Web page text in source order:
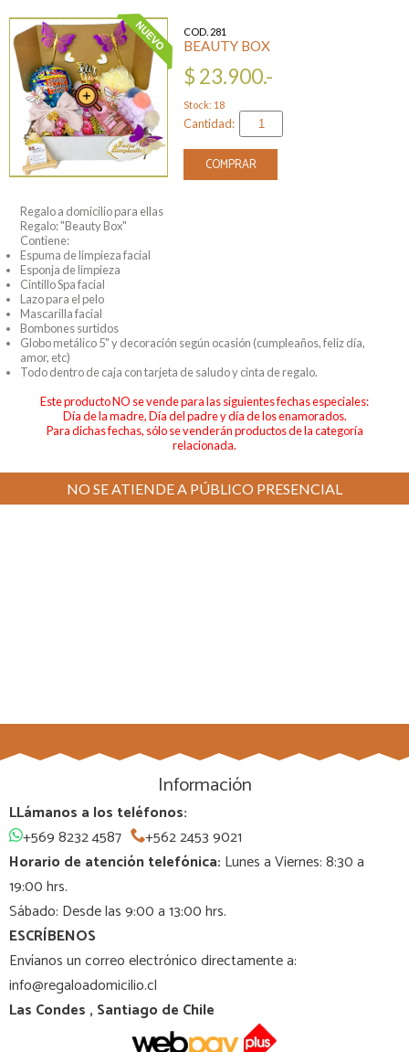
COD. 281
BEAUTY BOX
$ 23.900.-
Stock: 18
Cantidad:
COMPRAR
Regalo a domicilio para ellas
Regalo: "Beauty Box"
Contiene:
Espuma de limpieza facial
Esponja de limpieza
Cintillo Spa facial
Lazo para el pelo
Mascarilla facial
Bombones surtidos
Globo metálico 5" y decoración según ocasión (cumpleaños, feliz día,
amor, etc)
Todo dentro de caja con tarjeta de saludo y cinta de regalo.
Este producto NO se vende para las siguientes fechas especiales:
Día de la madre, Día del padre y día de los enamorados.
Para dichas fechas, sólo se venderán productos de la categoría
relacionada.
NO SE ATIENDE A PÚBLICO PRESENCIAL
Información
LLámanos a los teléfonos:
+569 8232 4587
+562 2453 9021
Horario de atención telefónica: Lunes a Viernes: 8:30 a
19:00 hrs.
Sábado: Desde las 9:00 a 13:00 hrs.
ESCRÍBENOS
Envíanos un correo electrónico directamente a:
info@regaloadomicilio.cl
Las Condes , Santiago de Chile